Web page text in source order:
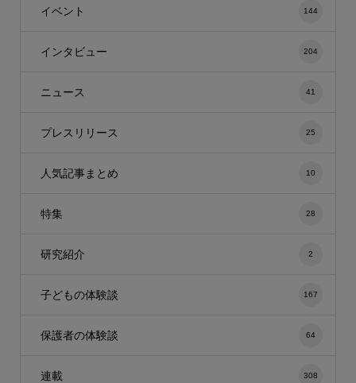
イベント 144
インタビュー 204
ニュース 41
プレスリリース 25
人気記事まとめ 10
特集 28
研究紹介 2
子どもの体験談 167
保護者の体験談 64
連載 308